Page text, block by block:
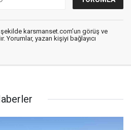
karsmanset.com’un görüş ve
Yorumlar, yazan kişiyi bağlayıcı